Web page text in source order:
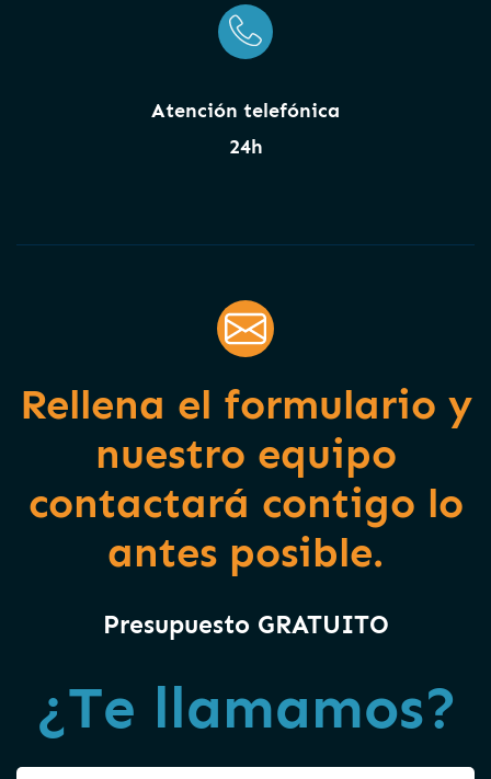
Atención telefónica
24h
Rellena el formulario y
nuestro equipo
contactará contigo lo
antes posible.
Presupuesto GRATUITO
¿Te llamamos?